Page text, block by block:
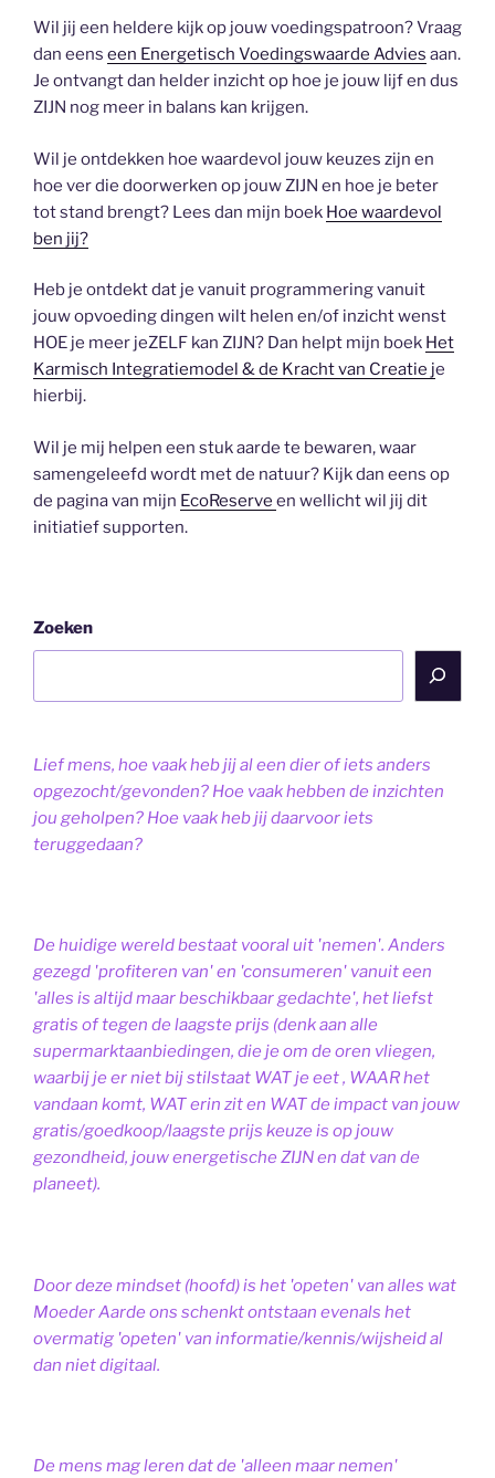
Wil jij een heldere kijk op jouw voedingspatroon? Vraag
dan eens een Energetisch Voedingswaarde Advies aan.
Je ontvangt dan helder inzicht op hoe je jouw lijf en dus
ZIJN nog meer in balans kan krijgen.
Wil je ontdekken hoe waardevol jouw keuzes zijn en
hoe ver die doorwerken op jouw ZIJN en hoe je beter
tot stand brengt? Lees dan mijn boek Hoe waardevol
ben jij?
Heb je ontdekt dat je vanuit programmering vanuit
jouw opvoeding dingen wilt helen en/of inzicht wenst
HOE je meer jeZELF kan ZIJN? Dan helpt mijn boek Het
Karmisch Integratiemodel & de Kracht van Creatie je
hierbij.
Wil je mij helpen een stuk aarde te bewaren, waar
samengeleefd wordt met de natuur? Kijk dan eens op
de pagina van mijn EcoReserve en wellicht wil jij dit
initiatief supporten.
Zoeken
Lief mens, hoe vaak heb jij al een dier of iets anders
opgezocht/gevonden? Hoe vaak hebben de inzichten
jou geholpen? Hoe vaak heb jij daarvoor iets
teruggedaan?
De huidige wereld bestaat vooral uit 'nemen'. Anders
gezegd 'profiteren van' en 'consumeren' vanuit een
'alles is altijd maar beschikbaar gedachte', het liefst
gratis of tegen de laagste prijs (denk aan alle
supermarktaanbiedingen, die je om de oren vliegen,
waarbij je er niet bij stilstaat WAT je eet , WAAR het
vandaan komt, WAT erin zit en WAT de impact van jouw
gratis/goedkoop/laagste prijs keuze is op jouw
gezondheid, jouw energetische ZIJN en dat van de
planeet).
Door deze mindset (hoofd) is het 'opeten' van alles wat
Moeder Aarde ons schenkt ontstaan evenals het
overmatig 'opeten' van informatie/kennis/wijsheid al
dan niet digitaal.
De mens mag leren dat de 'alleen maar nemen'